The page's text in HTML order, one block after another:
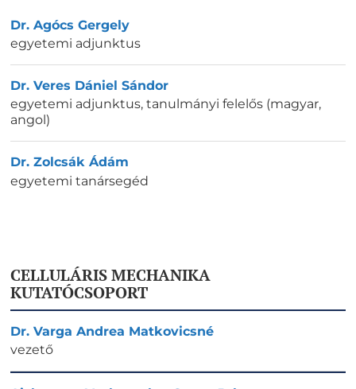
Dr. Agócs Gergely
egyetemi adjunktus
Dr. Veres Dániel Sándor
egyetemi adjunktus, tanulmányi felelős (magyar,
angol)
Dr. Zolcsák Ádám
egyetemi tanársegéd
CELLULÁRIS MECHANIKA
KUTATÓCSOPORT
Dr. Varga Andrea Matkovicsné
vezető